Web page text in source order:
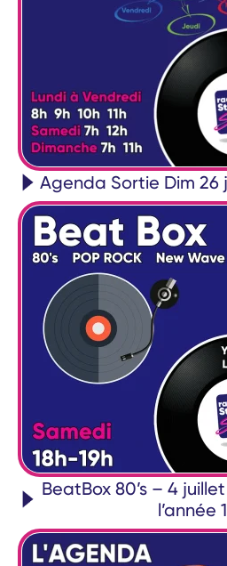
Agenda Sortie Dim 26
BeatBox 80’s – 4
l’année